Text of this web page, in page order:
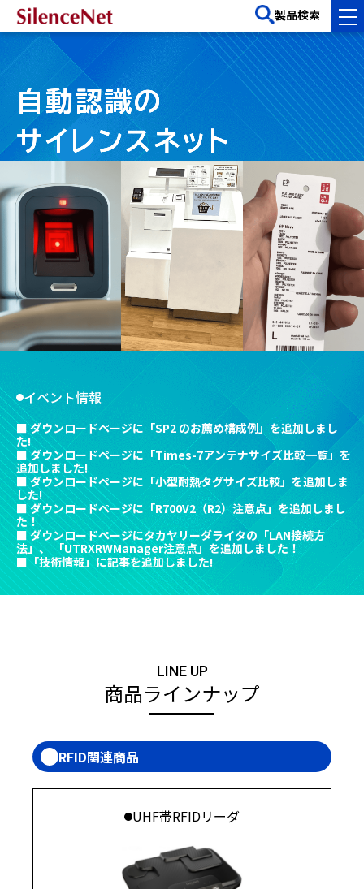
製品検索
自動認識の
サイレンスネット
自動認識の
サイレンスネット
自動認識の
サイレンスネット
自動認識の
サイレンスネット
イベント情報
■ ダウンロードページに「SP2 のお薦め構成例」を追加しまし
た!
■ ダウンロードページに「Times-7アンテナサイズ比較一覧」を
追加しました!
■ ダウンロードページに「小型耐熱タグサイズ比較」を追加しま
した!
■ ダウンロードページに「R700V2（R2）注意点」を追加しまし
た！
■ ダウンロードページにタカヤリーダライタの「LAN接続方
法」、 「UTRXRWManager注意点」を追加しました！
■「技術情報」に記事を追加しました!
LINE UP
商品ラインナップ
RFID関連商品
UHF帯RFIDリーダ